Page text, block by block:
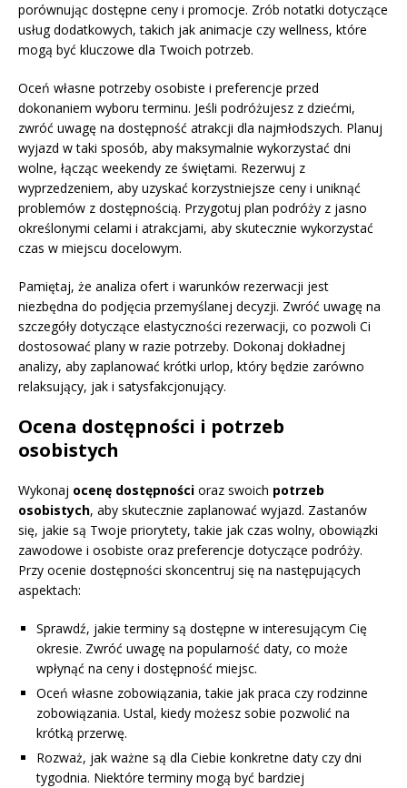
porównując dostępne ceny i promocje. Zrób notatki dotyczące
usług dodatkowych, takich jak animacje czy wellness, które
mogą być kluczowe dla Twoich potrzeb.
Oceń własne potrzeby osobiste i preferencje przed
dokonaniem wyboru terminu. Jeśli podróżujesz z dziećmi,
zwróć uwagę na dostępność atrakcji dla najmłodszych. Planuj
wyjazd w taki sposób, aby maksymalnie wykorzystać dni
wolne, łącząc weekendy ze świętami. Rezerwuj z
wyprzedzeniem, aby uzyskać korzystniejsze ceny i uniknąć
problemów z dostępnością. Przygotuj plan podróży z jasno
określonymi celami i atrakcjami, aby skutecznie wykorzystać
czas w miejscu docelowym.
Pamiętaj, że analiza ofert i warunków rezerwacji jest
niezbędna do podjęcia przemyślanej decyzji. Zwróć uwagę na
szczegóły dotyczące elastyczności rezerwacji, co pozwoli Ci
dostosować plany w razie potrzeby. Dokonaj dokładnej
analizy, aby zaplanować krótki urlop, który będzie zarówno
relaksujący, jak i satysfakcjonujący.
Ocena dostępności i potrzeb
osobistych
Wykonaj ocenę dostępności oraz swoich potrzeb
osobistych, aby skutecznie zaplanować wyjazd. Zastanów
się, jakie są Twoje priorytety, takie jak czas wolny, obowiązki
zawodowe i osobiste oraz preferencje dotyczące podróży.
Przy ocenie dostępności skoncentruj się na następujących
aspektach:
Sprawdź, jakie terminy są dostępne w interesującym Cię
okresie. Zwróć uwagę na popularność daty, co może
wpłynąć na ceny i dostępność miejsc.
Oceń własne zobowiązania, takie jak praca czy rodzinne
zobowiązania. Ustal, kiedy możesz sobie pozwolić na
krótką przerwę.
Rozważ, jak ważne są dla Ciebie konkretne daty czy dni
tygodnia. Niektóre terminy mogą być bardziej